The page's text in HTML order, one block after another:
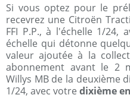
Si vous optez pour le
recevrez une Citroën
FFI P.P., à l'échelle 1/24,
échelle qui détonne
valeur ajoutée à la
abonnement avant le 2
Willys MB de la deuxième
1/24, avec votre dixième